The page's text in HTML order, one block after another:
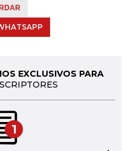
EXCLUSIVOS PARA
1